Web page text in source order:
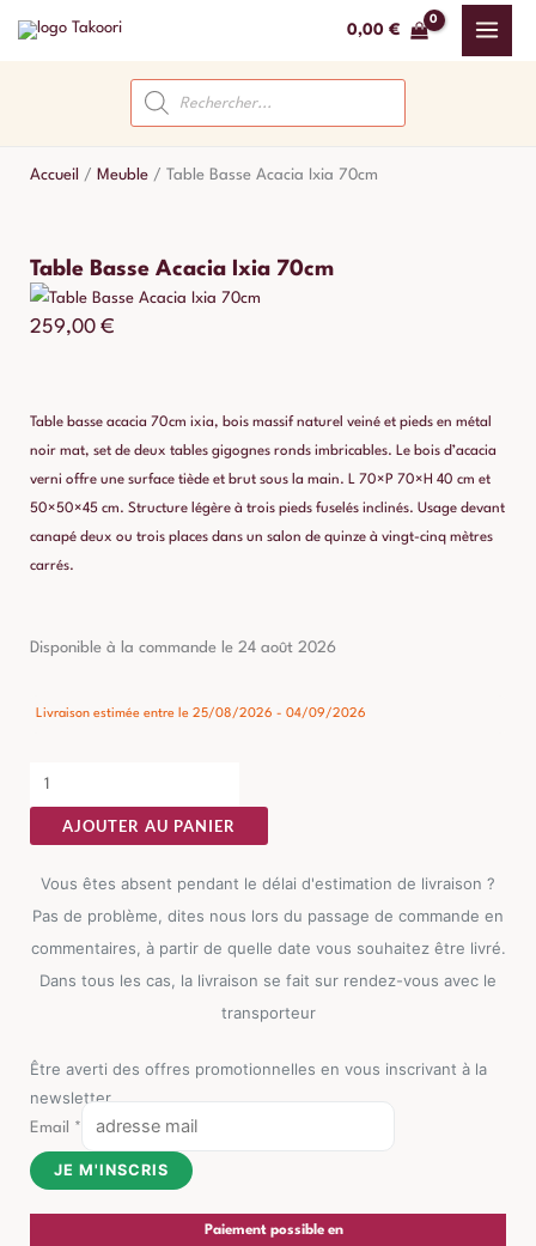
0,00 €
Recherche
de
produits
Accueil / Meuble / Table Basse Acacia Ixia 70cm
Table Basse Acacia Ixia 70cm
259,00 €
Table basse acacia 70cm ixia, bois massif naturel veiné et pieds en métal
noir mat, set de deux tables gigognes ronds imbricables. Le bois d’acacia
verni offre une surface tiède et brut sous la main. L 70×P 70×H 40 cm et
50×50×45 cm. Structure légère à trois pieds fuselés inclinés. Usage devant
canapé deux ou trois places dans un salon de quinze à vingt-cinq mètres
carrés.
Disponible à la commande le 24 août 2026
Livraison estimée entre le 25/08/2026 - 04/09/2026
quantité
Table
Acacia
Ixia
70cm
AJOUTER AU PANIER
Vous êtes absent pendant le délai d'estimation de livraison ?
Pas de problème, dites nous lors du passage de commande en
commentaires, à partir de quelle date vous souhaitez être livré.
Dans tous les cas, la livraison se fait sur rendez-vous avec le
transporteur
Être averti des offres promotionnelles en vous inscrivant à la
newsletter
Email *
JE M'INSCRIS
Paiement possible en